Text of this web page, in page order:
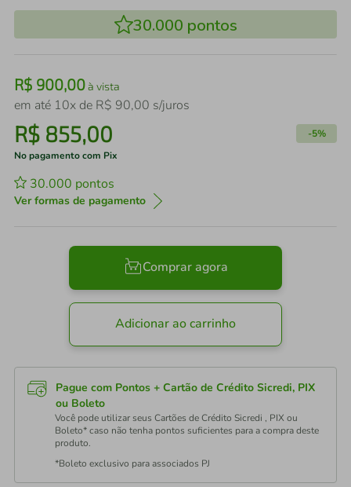
30.000 pontos
R$ 900,00à vista
em até 10x de R$ 90,00 s/juros
R$ 855,00 -5%
No pagamento com Pix
30.000 pontos
Ver formas de pagamento
Comprar agora
Adicionar ao carrinho
Pague com Pontos + Cartão de Crédito Sicredi, PIX
ou Boleto
Você pode utilizar seus Cartões de Crédito Sicredi , PIX ou
Boleto* caso não tenha pontos suficientes para a compra deste
produto.
*Boleto exclusivo para associados PJ